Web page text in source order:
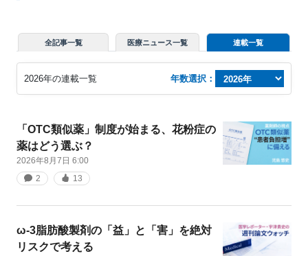
全記事一覧 医療ニュース一覧 連載一覧
2026年の連載一覧 年数選択：
「OTC類似薬」制度が始まる、花粉症の
薬はどう選ぶ？
2026年8月7日 6:00
2
13
ω-3脂肪酸製剤の「益」と「害」を絶対
リスクで考える